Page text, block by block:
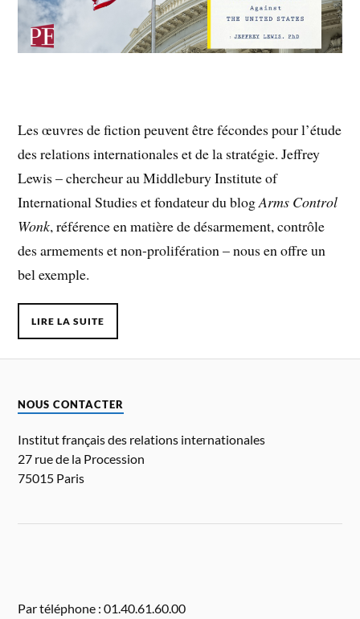
Les œuvres de fiction peuvent être fécondes pour l’étude
des relations internationales et de la stratégie. Jeffrey
Lewis – chercheur au Middlebury Institute of
International Studies et fondateur du blogArms Control
Wonk, référence en matière de désarmement, contrôle
des armements et non-prolifération – nous en offre un
bel exemple.
LIRE LA SUITE
NOUS CONTACTER
Institut français des relations internationales
27 rue de la Procession
75015 Paris
Par téléphone : 01.40.61.60.00